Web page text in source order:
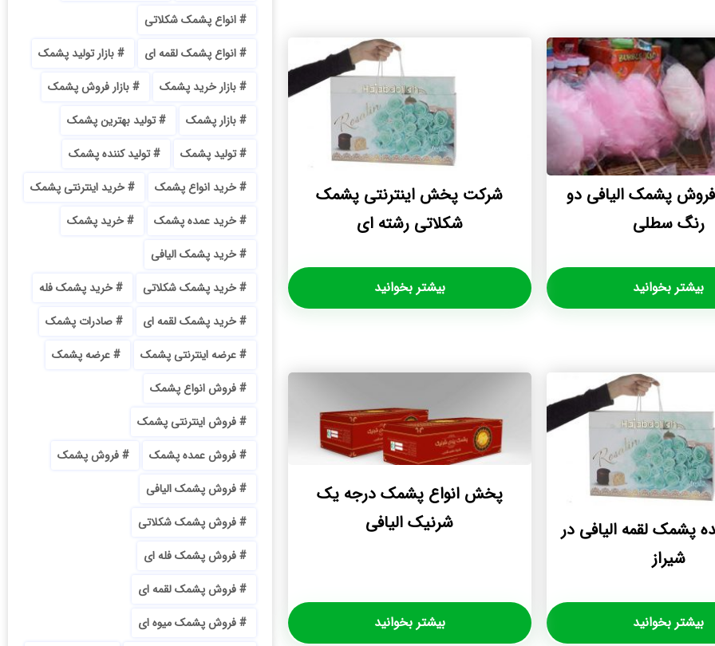
پشمک الیافی دو
رنگ سطلی
بیشتر بخوانید
شرکت پخش اینترنتی پشمک
شکلاتی رشته ای
بیشتر بخوانید
پشمک لقمه اليافی در
شيراز
بیشتر بخوانید
پخش انواع پشمک درجه یک
شرنیک الیافی
بیشتر بخوانید
انواع پشمک شکلاتی
انواع پشمک لقمه ای
بازار تولید پشمک
بازار خرید پشمک
بازار فروش پشمک
بازار پشمک
تولید بهترین پشمک
تولید پشمک
تولید کننده پشمک
خرید انواع پشمک
خرید اینترنتی پشمک
خرید عمده پشمک
خرید پشمک
خرید پشمک الیافی
خرید پشمک شکلاتی
خرید پشمک فله
خرید پشمک لقمه ای
صادرات پشمک
عرضه اینترنتی پشمک
عرضه پشمک
فروش انواع پشمک
فروش اینترنتی پشمک
فروش عمده پشمک
فروش پشمک
فروش پشمک الیافی
فروش پشمک شکلاتی
فروش پشمک فله ای
فروش پشمک لقمه ای
فروش پشمک میوه ای